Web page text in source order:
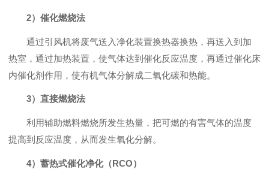
2）催化燃烧法
通过引风机将废气送入净化装置换热器换热，再送入到加
热室，通过加热装置，使气体达到催化反应温度，再通过催化床
内催化剂作用，使有机气体分解成二氧化碳和热能。
3）直接燃烧法
利用辅助燃料燃烧所发生热量，把可燃的有害气体的温度
提高到反应温度，从而发生氧化分解。
4）蓄热式催化净化（RCO）